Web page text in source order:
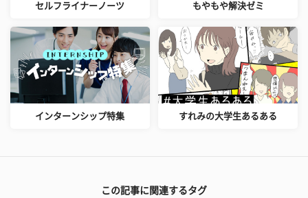
セルフライナーノーツ もやもや解決ゼミ
インターンシップ特集 すれみの大学生あるある
この記事に関連するタグ